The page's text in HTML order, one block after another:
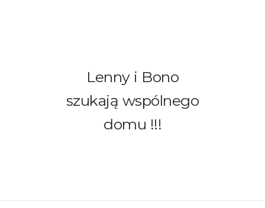
Lenny i Bono
szukają wspólnego
domu !!!